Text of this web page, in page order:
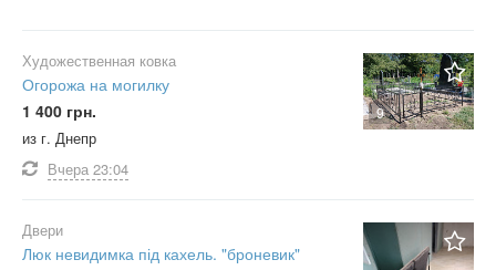
9
Художественная ковка
Огорожа на могилку
1 400 грн.
из г. Днепр
Вчера 23:04
Двери
Люк невидимка під кахель. "броневик"